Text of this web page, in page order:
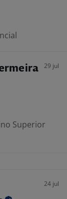
29 jul
Superior
24 jul